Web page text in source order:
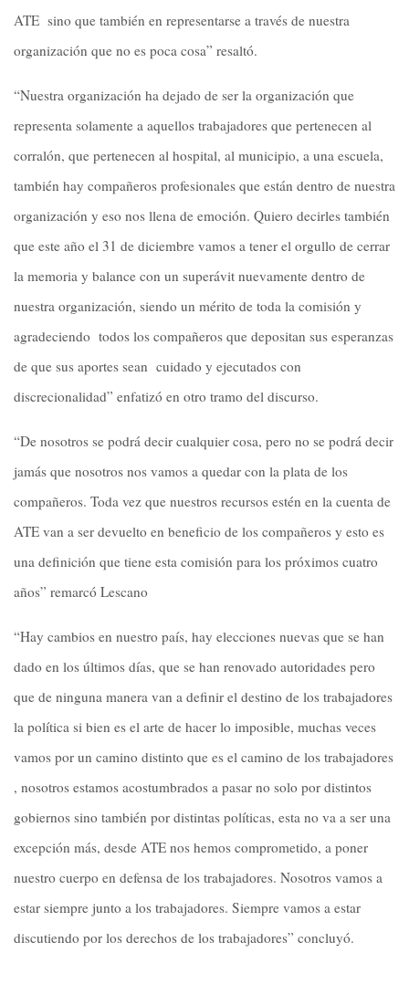
ATE sino que también en representarse a través de nuestra
organización que no es poca cosa” resaltó.
“Nuestra organización ha dejado de ser la organización que
representa solamente a aquellos trabajadores que pertenecen al
corralón, que pertenecen al hospital, al municipio, a una escuela,
también hay compañeros profesionales que están dentro de nuestra
organización y eso nos llena de emoción. Quiero decirles también
que este año el 31 de diciembre vamos a tener el orgullo de cerrar
la memoria y balance con un superávit nuevamente dentro de
nuestra organización, siendo un mérito de toda la comisión y
agradeciendo todos los compañeros que depositan sus esperanzas
de que sus aportes sean cuidado y ejecutados con
discrecionalidad” enfatizó en otro tramo del discurso.
“De nosotros se podrá decir cualquier cosa, pero no se podrá decir
jamás que nosotros nos vamos a quedar con la plata de los
compañeros. Toda vez que nuestros recursos estén en la cuenta de
ATE van a ser devuelto en beneficio de los compañeros y esto es
una definición que tiene esta comisión para los próximos cuatro
años” remarcó Lescano
“Hay cambios en nuestro país, hay elecciones nuevas que se han
dado en los últimos días, que se han renovado autoridades pero
que de ninguna manera van a definir el destino de los trabajadores
la política si bien es el arte de hacer lo imposible, muchas veces
vamos por un camino distinto que es el camino de los trabajadores
, nosotros estamos acostumbrados a pasar no solo por distintos
gobiernos sino también por distintas políticas, esta no va a ser una
excepción más, desde ATE nos hemos comprometido, a poner
nuestro cuerpo en defensa de los trabajadores. Nosotros vamos a
estar siempre junto a los trabajadores. Siempre vamos a estar
discutiendo por los derechos de los trabajadores” concluyó.